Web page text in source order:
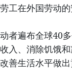
工在外国劳动的
者遍布全球40
入、消除饥饿
善生活水平做